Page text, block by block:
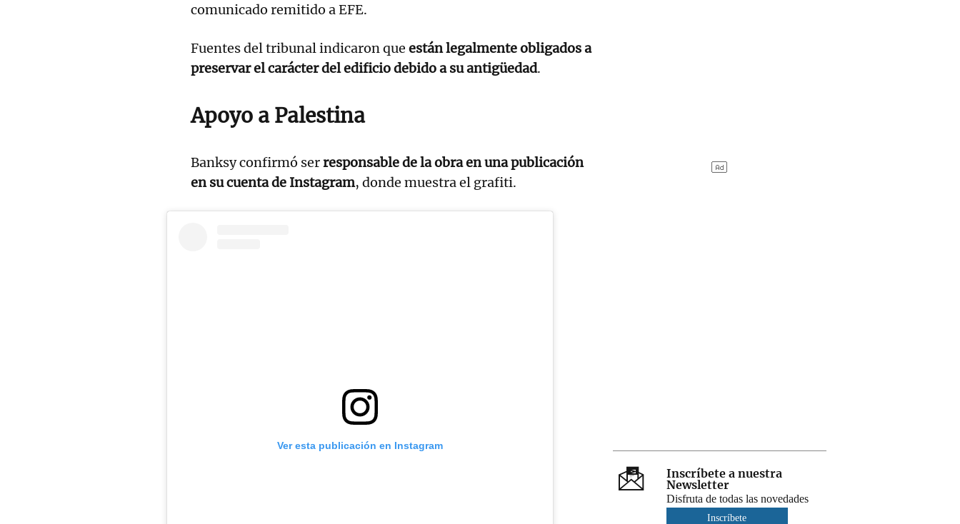
comunicado remitido a EFE.
Fuentes del tribunal indicaron que están legalmente obligados a
preservar el carácter del edificio debido a su antigüedad.
Apoyo a Palestina
Banksy confirmó serresponsable de la obra en una publicación
en su cuenta de Instagram, donde muestra el grafiti.
Ver esta publicación en Instagram
Inscríbete a nuestra
Newsletter
Disfruta de todas las novedades
Inscríbete